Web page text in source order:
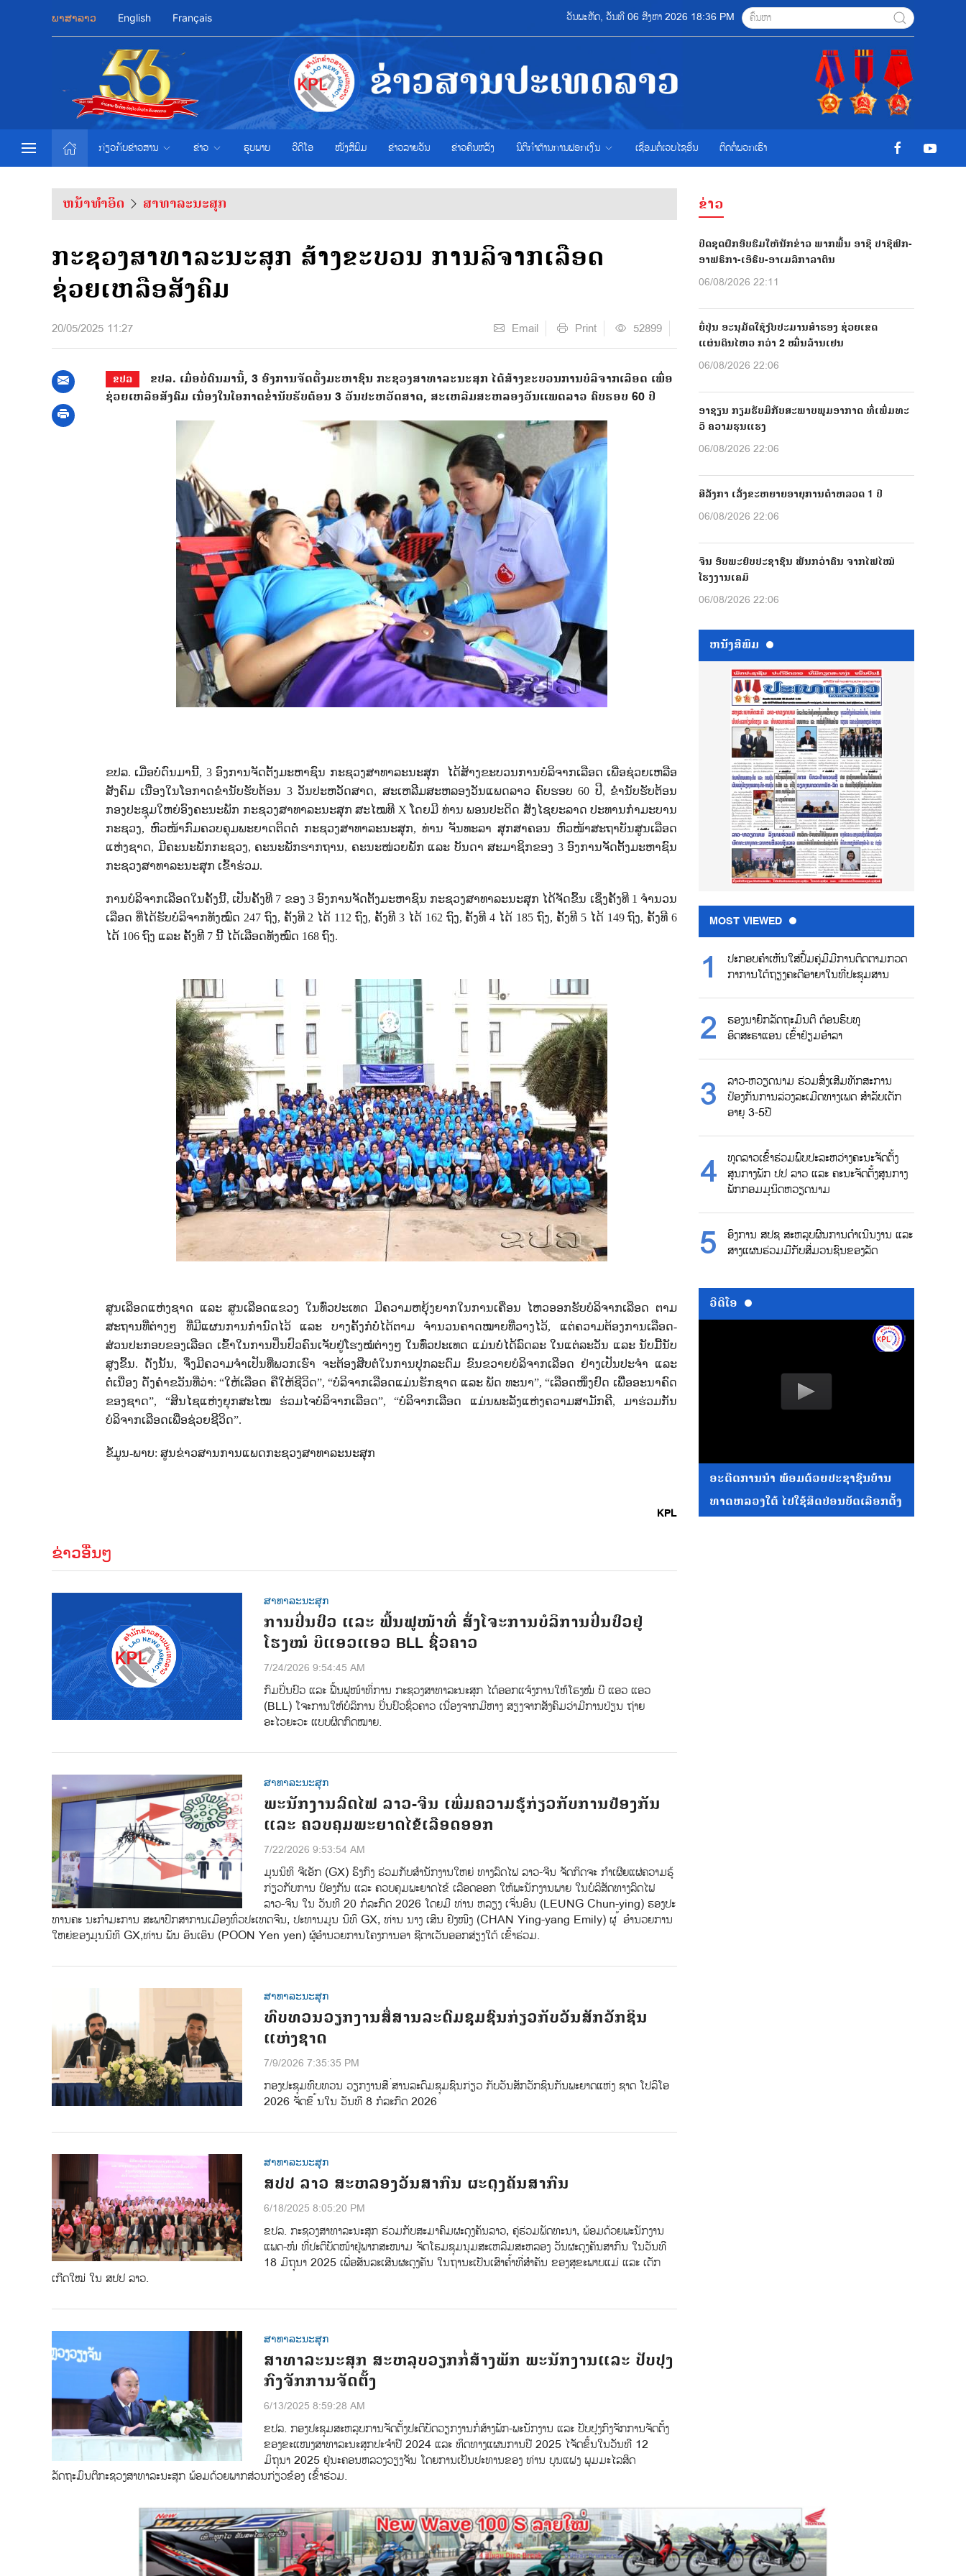
ພາສາລາວ English Français ວັນພະຫັດ, ວັນທີ 06 ສີງຫາ 2026 18:36 PM
ກ່ຽວກັບຂ່າວສານ ຂ່າວ ຮູບພາບ ວີດີໂອ ໜັງສືພິມ ຂ່າວ​ລາຍ​ວັນ ຂ່າວຄືນຫລັງ ນິຕິກຳຕ້ານການຟອກເງິນ ເຊື່ອມຕໍ່ເວບໄຊອ່ືນ ຕິດຕໍ່ພວກເຮົາ
ຫນ້າທຳອິດ ສາທາລະນະສຸກ
ກະຊວງສາທາລະນະສຸກ ສ້າງຂະບວນ ການລິຈາກເລືອດ
ຊ່ວຍເຫລືອສັງຄົມ
20/05/2025 11:27 Email Print 52899
ຂປລ
ຂປລ. ເມື່ອບໍ່ດົນມານີ້, 3 ອົງການຈັດຕັ້ງມະຫາຊົນ ກະຊວງສາທາລະນະສຸກ ໄດ້ສ້າງຂະບວນການບໍລິຈາກເລືອດ ເພື່ອ
ຊ່ວຍເຫລືອສັງຄົມ ເນື່ອງໃນໂອກາດຂໍ່ານັບຮັບຕ້ອນ 3 ວັນປະຫວັດສາດ, ສະເຫລີມສະຫລອງວັນແພດລາວ ຄົບຮອບ 60 ປີ
ຂປລ. ເມື່ອບໍ່ດົນມານີ້, 3ອົງການຈັດຕັ້ງມະຫາຊົນ ກະຊວງສາທາລະນະສຸກ
ໄດ້ສ້າງຂະບວນການບໍລິຈາກເລືອດ ເພື່ອຊ່ວຍເຫລືອ
ສັງຄົມ ເນື່ອງໃນໂອກາດຂໍ່ານັບຮັບຕ້ອນ 3ວັນປະຫວັດສາດ, ສະເຫລີມສະຫລອງວັນແພດລາວ ຄົບຮອບ60 ປີ, ຂໍ່ານັບຮັບຕ້ອນ
ກອງປະຊຸມໃຫຍ່ອົງຄະນະພັກ ກະຊວງສາທາລະນະສຸກ ສະໄໝທີ X ໂດຍມີ ທ່ານ ພອນປະດິດ ສັງໄຊຍະລາດ ປະທານກຳມະບານ
ກະຊວງ, ຫົວໜ້າກົມຄວບຄຸມພະຍາດຕິດຕໍ່ ກະຊວງສາທາລະນະສຸກ, ທ່ານ ຈັນທະລາ ສຸກສາຄອນ ຫົວໜ້າສະຖາບັນສູນເລືອດ
ແຫ່ງຊາດ, ມີຄະນະພັກກະຊວງ, ຄະນະພັກຮາກຖານ, ຄະນະໜ່ວຍພັກ ແລະ ບັນດາ ສະມາຊິກຂອງ 3ອົງການຈັດຕັ້ງມະຫາຊົນ
ກະຊວງສາທາລະນະສຸກ ເຂົ້າຮ່ວມ.
ການບໍລິຈາກເລືອດໃນຄັ້ງນີ້, ເປັນຄັ້ງທີ 7 ຂອງ 3ອົງການຈັດຕັ້ງມະຫາຊົນ ກະຊວງສາທາລະນະສຸກ ໄດ້ຈັດຂຶ້ນ ເຊິ່ງຄັ້ງທີ 1 ຈໍານວນ
ເລືອດ ທີ່ໄດ້ຮັບບໍລິຈາກທັງໝົດ 247ຖົງ, ຄັ້ງທີ 2 ໄດ້ 112 ຖົງ, ຄັ້ງທີ 3ໄດ້ 162 ຖົງ, ຄັ້ງທີ4 ໄດ້ 185 ຖົງ, ຄັ້ງທີ 5ໄດ້ 149ຖົງ, ຄັ້ງທີ6
ໄດ້ 106 ຖົງ ແລະ ຄັ້ງທີ 7 ນີ້ ໄດ້ເລືອດທັງໝົດ 168 ຖົງ.
ສູນເລືອດແຫ່ງຊາດ ແລະ ສູນເລືອດແຂວງ ໃນທົ່ວປະເທດ ມີຄວາມຫຍຸ້ງຍາກໃນການເຄື່ອນ ໄຫວອອກຮັບບໍລິຈາກເລືອດ ຕາມ
ສະຖານທີ່ຕ່າງໆ ທີ່ມີແຜນການກໍານົດໄວ້ ແລະ ບາງຄັ້ງກໍບໍ່ໄດ້ຕາມ ຈໍານວນຄາດໝາຍທີ່ວາງໄວ້, ແຕ່ຄວາມຕ້ອງການເລືອດ-
ສ່ວນປະກອບຂອງເລືອດ ເຂົ້າໃນການປິ່ນປົວຄົນເຈັບຢູ່ໂຮງໝໍຕ່າງໆ ໃນທົ່ວປະເທດ ແມ່ນບໍ່ໄດ້ລົດລະ ໃນແຕ່ລະວັນ ແລະ ນັບມື້ນັບ
ສູງຂຶ້ນ. ດັ່ງນັ້ນ, ຈຶ່ງມີຄວາມຈໍາເປັນທີ່ພວກເຮົາ ຈະຕ້ອງສືບຕໍ່ໃນການປຸກລະດົມ ຂົນຂວາຍບໍລິຈາກເລືອດ ຢ່າງເປັນປະຈໍາ ແລະ
ຕໍ່ເນື່ອງ ດັ່ງຄຳຂວັນທີ່ວ່າ:“ໃຫ້ເລືອດ ຄືໃຫ້ຊີວິດ”, “ບໍລິຈາກເລືອດແມ່ນຮັກຊາດ ແລະ ພັດ ທະນາ”, “ເລືອດໜຶ່ງຢົດ ເພືື່ອອະນາຄົດ
ຂອງຊາດ”, “ສິນໄຊແຫ່ງຍຸກສະໄໝ ຮ່ວມໄຈບໍລິຈາກເລືອດ”, “ບໍລິຈາກເລືອດ ແມ່ນພະລັງແຫ່ງຄວາມສາມັກຄີ,ມາຮ່ວມກັນ
ບໍລິຈາກເລືອດເພື່ອຊ່ວຍຊີວິດ”.
ຂໍ້ມູນ-ພາບ: ສູນຂ່າວສານການແພດກະຊວງສາທາລະນະສຸກ
KPL
ຂ່າວອື່ນໆ
ສາທາລະນະສຸກ
ການປິ່ນປົວ ແລະ ຟື້ນຟູໜ້າທີ່ ສັ່ງໂຈະການບໍລິການປິ່ນປົວຢູ່
ໂຮງໝໍ ບີແອວແອວ BLL ຊົ່ວຄາວ
7/24/2026 9:54:45 AM
ກົມປິ່ນປົວ ແລະ ຟື້ນຟູໜ້າທິ່ການ ກະຊວງສາທາລະນະສຸກ ໄດ້ອອກແຈ້ງການໃຫ້ໂຮງໝໍ ບີ ແອວ ແອວ
(BLL) ໂຈະການໃຫ້ບໍລິການ ປິ່ນປົວຊົ່ວຄາວ ເນື່ອງຈາກມີຫາງ ສຽງຈາກສັງຄົມວ່າມີການປ່ຽນ ຖ່າຍ
ອະໄວຍະວະ ແບບຜິດກົດໝາຍ.
ສາທາລະນະສຸກ
ພະນັກງານລົດໄຟ ລາວ-ຈີນ ເພີ່ມຄວາມຮູ້ກ່ຽວກັບການປ້ອງກັນ
ແລະ ຄວບຄຸມພະຍາດໄຂ້ເລືອດອອກ
7/22/2026 9:53:54 AM
ມູນນິທິ ຈີເອັກ (GX) ຮົງກົງ ຮ່ວມກັບສຳນັກງານໃຫຍ່ ທາງລົດໄຟ ລາວ-ຈີນ ຈັດກິດຈະ ກຳເຜີຍແຜ່ຄວາມຮູ້
ກ່ຽວກັບການ ປ້ອງກັນ ແລະ ຄວບຄຸມພະຍາດໄຂ້ ເລືອດອອກ ໃຫ້ພະນັກງານພາຍ ໃນບໍລິສັດທາງລົດໄຟ
ລາວ-ຈີນ ໃນ ວັນທີ 20 ກໍລະກົດ 2026 ໂດຍມີ ທ່ານ ຫລຽງ ເຈິ່ນອິນ (LEUNG Chun-ying) ຮອງປະ
ທານຄະ ນະກຳມະການ ສະພາປຶກສາການເມືອງທົ່ວປະເທດຈີນ, ປະທານມູນ ນິທິ GX, ທ່ານ ນາງ ເສິນ ຢິງໜິງ (CHAN Ying-yang Emily) ຜູ ້ ອຳນວຍການ
ໃຫຍ່ຂອງມູນນິທິ GX,ທ່ານ ພັນ ອິນເອິນ (POON Yen yen) ຜູ້ອຳນວຍການໂຄງການອາ ຊີຕາເວັນອອກສ່ຽງໃຕ້ ເຂົ້າຮ່ວມ.
ສາທາລະນະສຸກ
ທົບທວນວຽກງານສື່ສານລະດົມຊຸມຊົນກ່ຽວກັບວັນສັກວັກຊິນ
ແຫ່ງຊາດ
7/9/2026 7:35:35 PM
ກອງປະຊຸມທົບທວນ ວຽກງານສື ່ສານລະດົມຊຸມຊົນກ່ຽວ ກັບວັນສັກວັກຊິນກັນພະຍາດແຫ່ງ ຊາດ ໂປລິໂອ
2026 ຈັດຂຶ ້ນໃນ ວັນທີ 8 ກໍລະກົດ 2026
ສາທາລະນະສຸກ
ສປປ ລາວ ສະຫລອງວັນສາກົນ ຜະດຸງຄັນສາກົນ
6/18/2025 8:05:20 PM
ຂປລ. ກະຊວງສາທາລະນະສຸກ ຮ່ວມກັບສະມາຄົມຜະດຸງຄັນລາວ, ຄູ່ຮ່ວມພັດທະນາ, ພ້ອມດ້ວຍພະນັກງານ
ແພດ-ໜໍ ທີ່ປະຕິບັດໜ້າຢູ່ພາກສະໜາມ ຈັດໂຮມຊຸມນຸມສະເຫລີມສະຫລອງ ວັນຜະດຸງຄັນສາກົນ ​ໃນວັນທີ
18 ມິຖຸນາ 2025 ເພື່ອສັນລະເສີນຜະດຸງຄັນ ໃນຖານະເປັນເສົາຄໍ້າທີ່ສຳຄັນ ຂອງສຸຂະພາບແມ່ ແລະ ເດັກ
ເກີດໃໝ່ ໃນ ສປປ ລາວ.
ສາທາລະນະສຸກ
ສາທາລະນະສຸກ ສະຫລຸບວຽກກໍ່ສ້າງພັກ ພະນັກງານແລະ ປັບປຸງ
ກົງຈັກການຈັດຕັ້ງ
6/13/2025 8:59:28 AM
ຂປລ. ກອງປະຊຸມສະຫລຸບການຈັດຕັ້ງປະຕິບັດວຽກງານກໍ່ສ້າງພັກ-ພະນັກງານ ແລະ ປັບປຸງກົງຈັກການຈັດຕັ້ງ
ຂອງຂະແໜງສາທາລະນະສຸກປະຈຳປີ 2024 ແລະ ທິດທາງແຜນການປີ 2025 ໄຈັດຂຶ້ນໃນວັນທີ 12
ມິຖຸນາ 2025 ຢູ່ນະຄອນຫລວງວຽງຈັນ ໂດຍການເປັນປະທານຂອງ ທ່ານ ບຸນແຝງ ພູມມະໄລສິດ
ລັດຖະມົນຕີກະຊວງສາທາລະນະສຸກ ພ້ອມດ້ວຍພາກສ່ວນກ່ຽວຂ້ອງ ເຂົ້າຮ່ວມ.
ຂ່າວ
ປີດຊຸດຝຶກອົບຮົມໃຫ້ນັກຂ່າວ ພາກພື້ນ ອາຊີ ປາຊີຟິກ-
ອາຟຣິກາ-ເອີຣົບ-ອາເມລິກາລາຕິນ
06/08/2026 22:11
ຍີ່ປຸ່ນ ອະນຸມັດໃຊ້ງົບປະມານສຳຮອງ ຊ່ວຍເຂດ
ແຜ່ນດິນໄຫວ ກວ່າ 2 ໝື່ນລ້ານເຢນ
06/08/2026 22:06
ອາຊຽນ ກຽມຮັບມືກັບສະພາບພູມອາກາດ ທີ່ເພີ່ມທະ
ວີ ຄວາມຮຸນແຮງ
06/08/2026 22:06
ສີລັງກາ ເລັ່ງຂະຫຍາຍອາຍຸການຕຳຫລວດ 1 ປີ
06/08/2026 22:06
ຈີນ ອົບພະຍົບປະຊາຊົນ ພັນກວ່າຄົນ ຈາກໄຟໄໝ້
ໂຮງງານເຄມີ
06/08/2026 22:06
ຫນ້ັງສືພິມ
MOST VIEWED
ປະກອບຄຳເຫັນໃສ່ປື້ມຄູ່ມືມີການຕິດຕາມກວດ
ກາການໂຕ້ຖຽງຄະດີອາຍາໃນທີ່ປະຊຸມສານ
ຮອງນາຍົກລັດຖະມົນຕີ ຕ້ອນຮົບທູ
ອິດສະຣາແອນ ເຂົ້າຢ້ຽມອຳລາ
ລາວ-ຫວຽດນາມ ຮ່ວມສົ່ງເສີມທັກສະການ
ປ້ອງກັນການລ່ວງລະເມີດທາງເພດ ສຳລັບເດັກ
ອາຍຸ 3-5ປີ
ທູດລາວເຂົ້າຮ່ວມພົບປະລະຫວ່າງຄະນະຈັດຕັ້ງ
ສູນກາງພັກ ປປ ລາວ ແລະ ຄະນະຈັດຕັ້ງສູນກາງ
ພັກກອມມູນິດຫວຽດນາມ
ອົງການ ສປຊ ສະຫລຸບຜົນການດຳເນີນງານ ແລະ
ສາງແຜນຮ່ວມມືກັບສື່ມວນຊົນຂອງລັດ
ວີດີໂອ
ອະດີດການນໍາ ພ້ອມດ້ວຍປະຊາຊົນບ້ານ
ທາດຫລວງໃຕ້ ໄປໃຊ້ສິດປ່ອນບັດເລືອກຕັ້ງ